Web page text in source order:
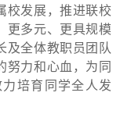
发展，推进联校
更多元、更具规模
及全体教职员团队
努力和心血，为同
培育同学全人发